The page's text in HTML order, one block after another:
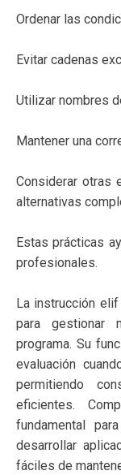
Ordenar las
Evitar cadenas
Utilizar nombres
Mantener una
Considerar otras
alternativas
Estas prácticas
profesionales.
La instrucción
para gestionar
programa. Su
evaluación
permitiendo
eficientes.
fundamental
desarrollar
fáciles de